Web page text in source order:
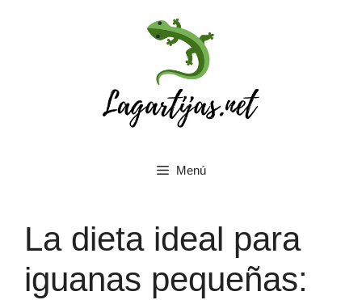
Menú
La dieta ideal para
iguanas pequeñas: